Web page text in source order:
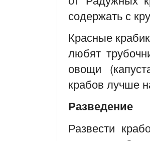
содержать с
Красные
любят
овощи
крабов лучше
Разведение
Развести